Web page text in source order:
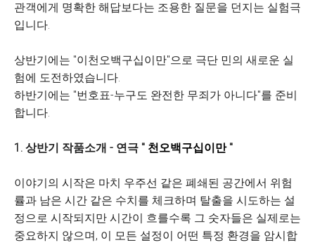
관객에게 명확한 해답보다는 조용한 질문을 던지는 실험극
입니다.
상반기에는 "이천오백구십이만"으로 극단 민의 새로운 실
험에 도전하였습니다.
하반기에는 "번호표-누구도 완전한 무죄가 아니다"를 준비
합니다.
1. 상반기 작품소개 - 연극 " 천오백구십이만"
이야기의 시작은 마치 우주선 같은 폐쇄된 공간에서 위험
률과 남은 시간 같은 수치를 체크하며 탈출을 시도하는 설
정으로 시작되지만 시간이 흐를수록 그 숫자들은 실제로는
중요하지 않으며, 이 모든 설정이 어떤 특정 환경을 암시합